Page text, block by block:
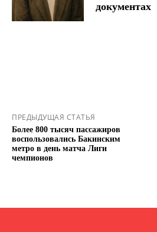
документах
ПРЕДЫДУЩАЯ СТАТЬЯ
Более 800 тысяч пассажиров
воспользовались Бакинским
метро в день матча Лиги
чемпионов